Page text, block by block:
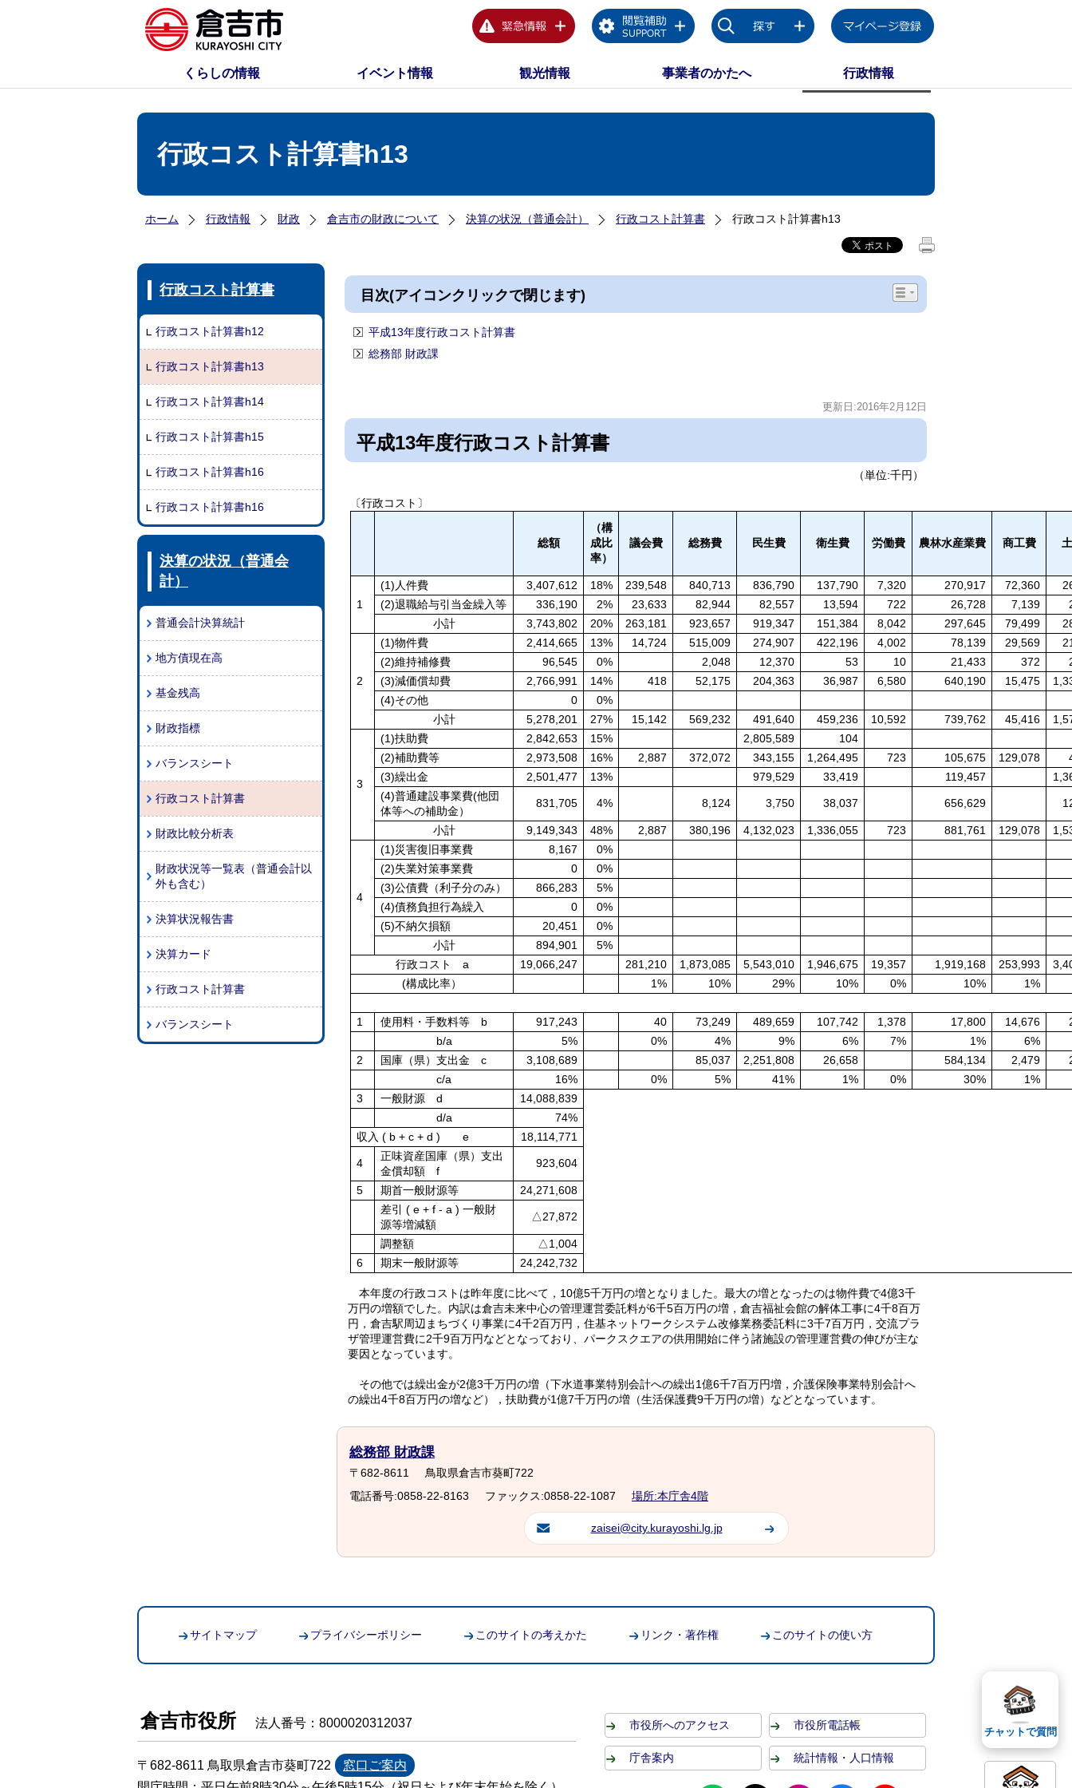
くらしの情報 イベント情報 観光情報 事業者のかたへ 行政情報
行政コスト計算書h13
ホーム 行政情報 財政 倉吉市の財政について 決算の状況（普通会計） 行政コスト計算書 行政コスト計算書h13
行政コスト計算書
行政コスト計算書h12
行政コスト計算書h13
行政コスト計算書h14
行政コスト計算書h15
行政コスト計算書h16
行政コスト計算書h16
決算の状況（普通会
計）
普通会計決算統計
地方債現在高
基金残高
財政指標
バランスシート
行政コスト計算書
財政比較分析表
財政状況等一覧表（普通会計以
外も含む）
決算状況報告書
決算カード
行政コスト計算書
バランスシート
目次(アイコンクリックで閉じます)
平成13年度行政コスト計算書
総務部 財政課
更新日:2016年2月12日
平成13年度行政コスト計算書
（単位:千円）
〔行政コスト〕
総額
（構
成比
率）
議会費 総務費 民生費 衛生費 労働費 農林水産業費 商工費
1
(1)人件費 3,407,612 18% 239,548 840,713 836,790 137,790 7,320 270,917 72,360
(2)退職給与引当金繰入等
336,190 2% 23,633 82,944 82,557 13,594 722 26,728 7,139
小計
3,743,802 20% 263,181 923,657 919,347 151,384 8,042 297,645 79,499
2
(1)物件費 2,414,665 13% 14,724 515,009 274,907 422,196 4,002 78,139 29,569
(2)維持補修費
96,545 0% 2,048 12,370 53 10 21,433 372
(3)減価償却費
2,766,991 14% 418 52,175 204,363 36,987 6,580 640,190 15,475
(4)その他
0
0%
小計
5,278,201 27% 15,142 569,232 491,640 459,236 10,592 739,762 45,416
3
(1)扶助費 2,842,653 15% 2,805,589
104
(2)補助費等
2,973,508 16% 2,887 372,072 343,155 1,264,495 723 105,675 129,078
(3)繰出金
2,501,477 13% 979,529 33,419 119,457
(4)普通建設事業費(他団
体等への補助金）
831,705 4% 8,124 3,750 38,037 656,629
小計 9,149,343 48% 2,887 380,196 4,132,023 1,336,055 723 881,761 129,078
4
(1)災害復旧事業費 8,167
0%
(2)失業対策事業費
0
0%
(3)公債費（利子分のみ）
866,283
5%
(4)債務負担行為繰入
0
0%
(5)不納欠損額
20,451
0%
小計
894,901
5%
行政コスト a
19,066,247 281,210 1,873,085 5,543,010 1,946,675 19,357 1,919,168 253,993
(構成比率）
1% 10% 29% 10% 0% 10% 1%
1 使用料・手数料等 b 917,243 40 73,249 489,659 107,742 1,378 17,800 14,676
b/a
5% 0% 4% 9% 6% 7% 1%
6%
2
国庫（県）支出金 c 3,108,689 85,037 2,251,808 26,658 584,134 2,479
c/a
16% 0% 5% 41% 1% 0% 30%
1%
3
一般財源 d
14,088,839
d/a
74%
収入 ( b + c + d ) e
18,114,771
4
正味資産国庫（県）支出
金償却額 f
923,604
5 期首一般財源等
24,271,608
差引 ( e + f - a ) 一般財
源等増減額
△27,872
調整額
△1,004
6
期末一般財源等 24,242,732
本年度の行政コストは昨年度に比べて，10億5千万円の増となりました。最大の増となったのは物件費で4億3千
万円の増額でした。内訳は倉吉未来中心の管理運営委託料が6千5百万円の増，倉吉福祉会館の解体工事に4千8百万
円，倉吉駅周辺まちづくり事業に4千2百万円，住基ネットワークシステム改修業務委託料に3千7百万円，交流プラ
ザ管理運営費に2千9百万円などとなっており、パークスクエアの供用開始に伴う諸施設の管理運営費の伸びが主な
要因となっています。
その他では繰出金が2億3千万円の増（下水道事業特別会計への繰出1億6千7百万円増，介護保険事業特別会計へ
の繰出4千8百万円の増など），扶助費が1億7千万円の増（生活保護費9千万円の増）などとなっています。
総務部 財政課
〒682-8611
鳥取県倉吉市葵町722
電話番号:0858-22-8163
ファックス:0858-22-1087 場所:本庁舎4階
zaisei@city.kurayoshi.lg.jp
サイトマップ プライバシーポリシー このサイトの考えかた リンク・著作権 このサイトの使い方
倉吉市役所 法人番号：8000020312037
〒682-8611 鳥取県倉吉市葵町722
窓口ご案内
市役所へのアクセス 市役所電話帳
庁舎案内 統計情報・人口情報
チャットで質問